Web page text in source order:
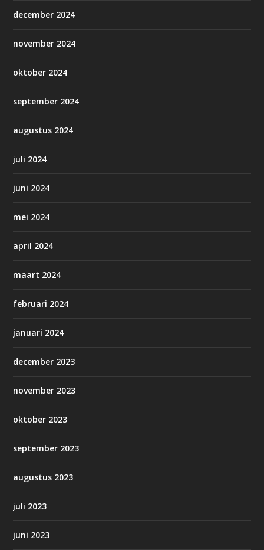
december 2024
november 2024
oktober 2024
september 2024
augustus 2024
juli 2024
juni 2024
mei 2024
april 2024
maart 2024
februari 2024
januari 2024
december 2023
november 2023
oktober 2023
september 2023
augustus 2023
juli 2023
juni 2023